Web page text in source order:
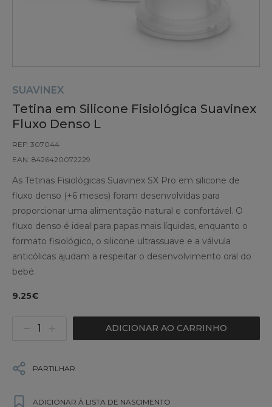
SUAVINEX
Tetina em Silicone Fisiológica Suavinex
Fluxo Denso L
REF: 307044
EAN: 8426420072229
As Tetinas Fisiológicas Suavinex SX Pro em silicone de
fluxo denso (+6 meses) foram desenvolvidas para
proporcionar uma alimentação natural e confortável. O
fluxo denso é ideal para papas mais líquidas, enquanto o
formato fisiológico, o silicone ultrassuave e a válvula
anticólicas ajudam a respeitar o desenvolvimento oral do
bebé.
9.25€
ADICIONAR AO CARRINHO
PARTILHAR
ADICIONAR À LISTA DE NASCIMENTO